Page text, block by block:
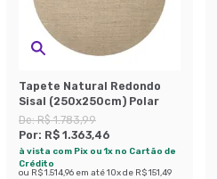
Tapete Natural Redondo
Sisal (250x250cm) Polar
De:R$ 1.783,99
Por: R$ 1.363,46
à vista com Pix ou 1x no Cartão de
Crédito
ou R$ 1.514,96 em até10x de R$ 151,49